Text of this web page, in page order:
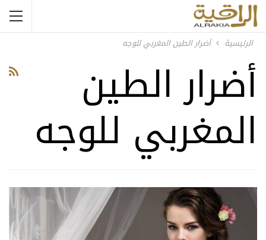
الرئيسية أضرار الطين المغربي للوجه
أضرار الطين
المغربي للوجه